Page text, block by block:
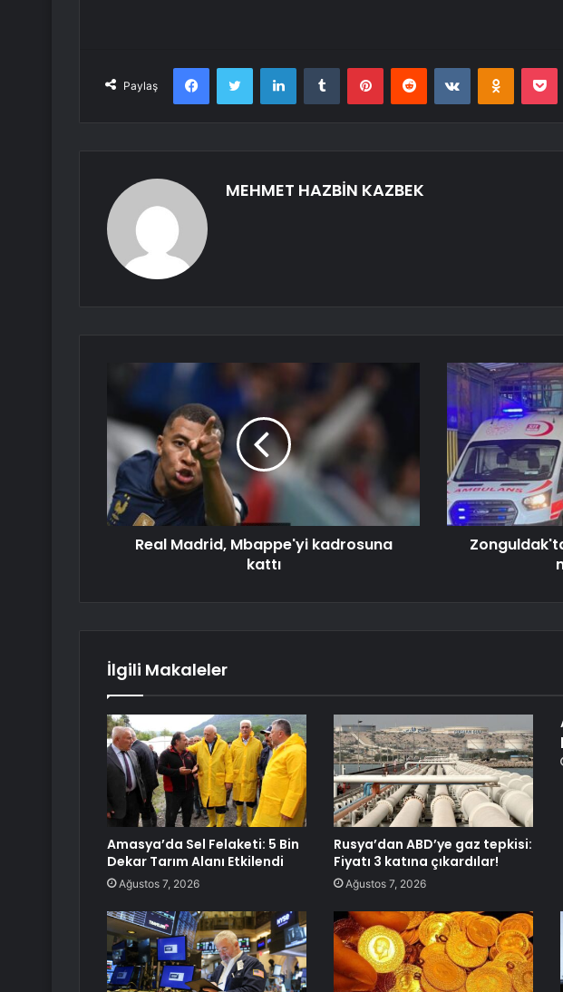
Paylaş
FacebookTwitter LinkedInTumblr PinterestReddit VKontakte
MEHMET HAZBİN KAZBEK
Real Madrid, Mbappe'yi kadrosuna
kattı
İlgili Makaleler
Amasya’da Sel Felaketi: 5 Bin
Dekar Tarım Alanı Etkilendi
Ağustos 7, 2026
Rusya’dan ABD’ye gaz tepkisi:
Fiyatı 3 katına çıkardılar!
Ağustos 7, 2026